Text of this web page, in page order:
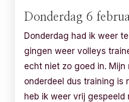
Donderdag 6
Donderdag had ik weer
gingen weer volleys
echt niet zo goed in.
onderdeel dus training is
heb ik weer vrij gespeeld